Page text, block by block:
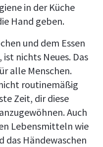
in der Küche
Hand geben.
und dem Essen
nichts Neues. Das
alle Menschen.
routinemäßig
Zeit, dir diese
Auch
Lebensmitteln wie
das Händewaschen